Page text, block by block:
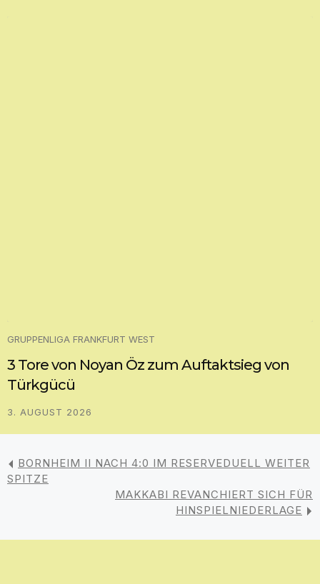
GRUPPENLIGA FRANKFURT WEST
3 Tore von Noyan Öz zum Auftaktsieg von
Türkgücü
3. AUGUST 2026
BORNHEIM II NACH 4:0 IM RESERVEDUELL WEITER
SPITZE
MAKKABI REVANCHIERT SICH FÜR
HINSPIELNIEDERLAGE